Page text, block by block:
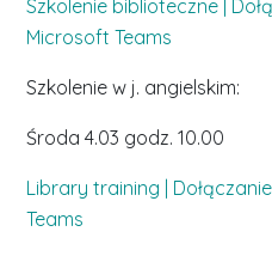
Szkolenie biblioteczne |
Microsoft Teams
Szkolenie w j. angielskim:
Środa 4.03 godz. 10.00
Library training |
Teams